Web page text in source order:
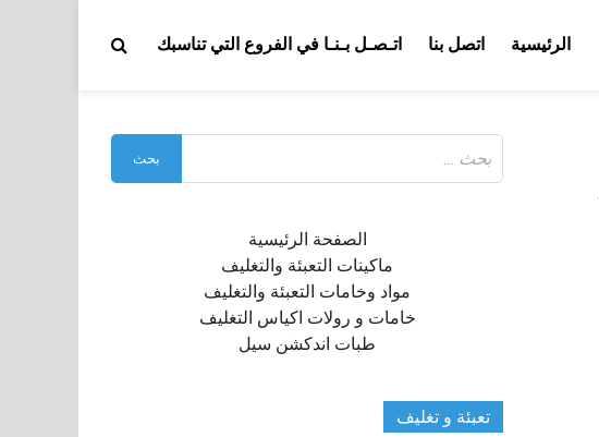
الرئيسية اتصل بنا اتـصـل بـنـا في الفروع التي تناسبك
عن:
الصفحة الرئيسية
ماكينات التعبئة والتغليف
مواد وخامات التعبئة والتغليف
خامات و رولات اكياس التغليف
طبات اندكشن سيل
تعبئة و تغليف